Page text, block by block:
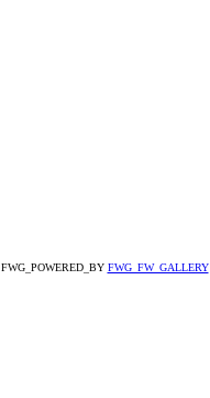
FWG_POWERED_BY FWG_FW_GALLERY